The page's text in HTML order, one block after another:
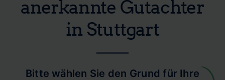
anerkannte Gutachter
in Stuttgart
Bitte wählen Sie den Grund für Ihre